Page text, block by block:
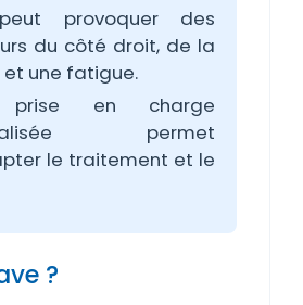
provoquer des
du côté droit, de la
et une fatigue.
prise en charge
permet
le traitement et le
?